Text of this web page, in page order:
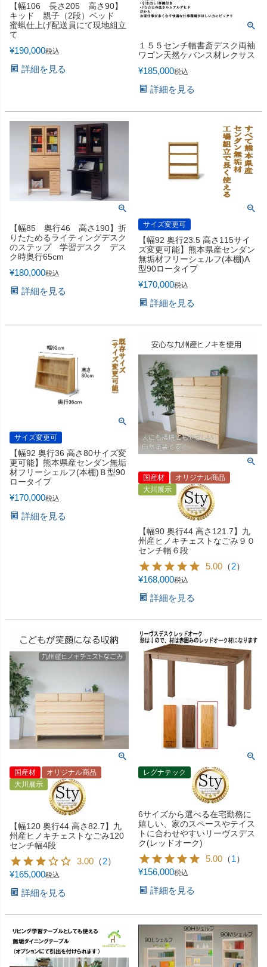
【幅106 長さ205 高さ90】
キッド 親子（2段）ベッド
蜜蝋仕上げ配送員にて現地組立
て
¥190,000税込
詳細を見る
１５５センチ幅書斎デスク両袖
ワゴン天然ケバンス材レクサス
¥185,000税込
詳細を見る
【幅85 奥行46 高さ190】折
りたためるライティングデスク
のステップ 学習デスク デス
ク時奥行65cm
¥180,000税込
詳細を見る
サイズ変更可
【幅92 奥行23.5 高さ115サイ
ズ変更可能】熊本県産センダン
無垢材フリーシェルフ(本棚)A
型90ロータイプ
¥170,000税込
詳細を見る
サイズ変更可
【幅92 奥行36 高さ80サイズ変
更可能】熊本県産センダン無垢
材フリーシェルフ(本棚)Ｂ型90
ロータイプ
¥170,000税込
詳細を見る
国産材
オリジナル商品
大川展示
【幅90 奥行44 高さ121.7】九
州産ヒノキチェストなごみ９０
センチ幅６段
5.00 （2）
¥168,000税込
詳細を見る
国産材
オリジナル商品
大川展示
【幅120 奥行44 高さ82.7】九
州産ヒノキチェストなごみ120
センチ幅4段
3.00 （2）
¥165,000税込
詳細を見る
レグナテック
6サイズから選べる在宅勤務に
嬉しい、家のスペースやテイス
トに合わせやすいリーヴスデス
ク(レッドオーク)
5.00 （1）
¥156,000税込
詳細を見る